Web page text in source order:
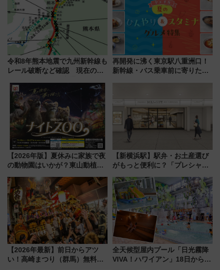
感じながら「ととのう」新感覚
令和8年熊本地震で九州新幹線も
レール破断など確認 現在の運
響
再開発に沸く東京駅八重洲口！
新幹線・バス乗車前に寄りたい
【2026年版】夏休みに家族で夜
の動物園はいかが？東山動植物
ZOO」開催情報
【新横浜駅】駅弁・お土産選び
がもっと便利に？「プレシャス
ン 場所や営業時間・限定弁当
を紹介
【2026年最新】前日からアツ
い！高崎まつり（群馬）無料観
全天候型屋内プール「日光霧降
VIVA！ハワイアン」18日から営